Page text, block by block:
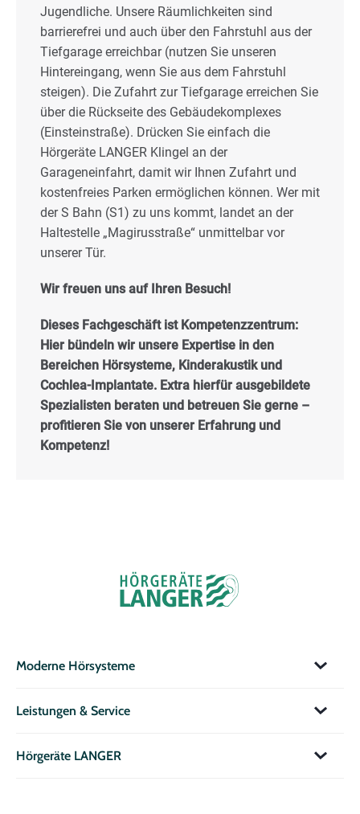
Jugendliche. Unsere Räumlichkeiten sind
barrierefrei und auch über den Fahrstuhl aus der
Tiefgarage erreichbar (nutzen Sie unseren
Hintereingang, wenn Sie aus dem Fahrstuhl
steigen). Die Zufahrt zur Tiefgarage erreichen Sie
über die Rückseite des Gebäudekomplexes
(Einsteinstraße). Drücken Sie einfach die
Hörgeräte LANGER Klingel an der
Garageneinfahrt, damit wir Ihnen Zufahrt und
kostenfreies Parken ermöglichen können. Wer mit
der S Bahn (S1) zu uns kommt, landet an der
Haltestelle „Magirusstraße“ unmittelbar vor
unserer Tür.
Wir freuen uns auf Ihren Besuch!
Dieses Fachgeschäft ist Kompetenzzentrum:
Hier bündeln wir unsere Expertise in den
Bereichen Hörsysteme, Kinderakustik und
Cochlea-Implantate. Extra hierfür ausgebildete
Spezialisten beraten und betreuen Sie gerne –
profitieren Sie von unserer Erfahrung und
Kompetenz!
Moderne Hörsysteme
Leistungen & Service
Hörgeräte LANGER